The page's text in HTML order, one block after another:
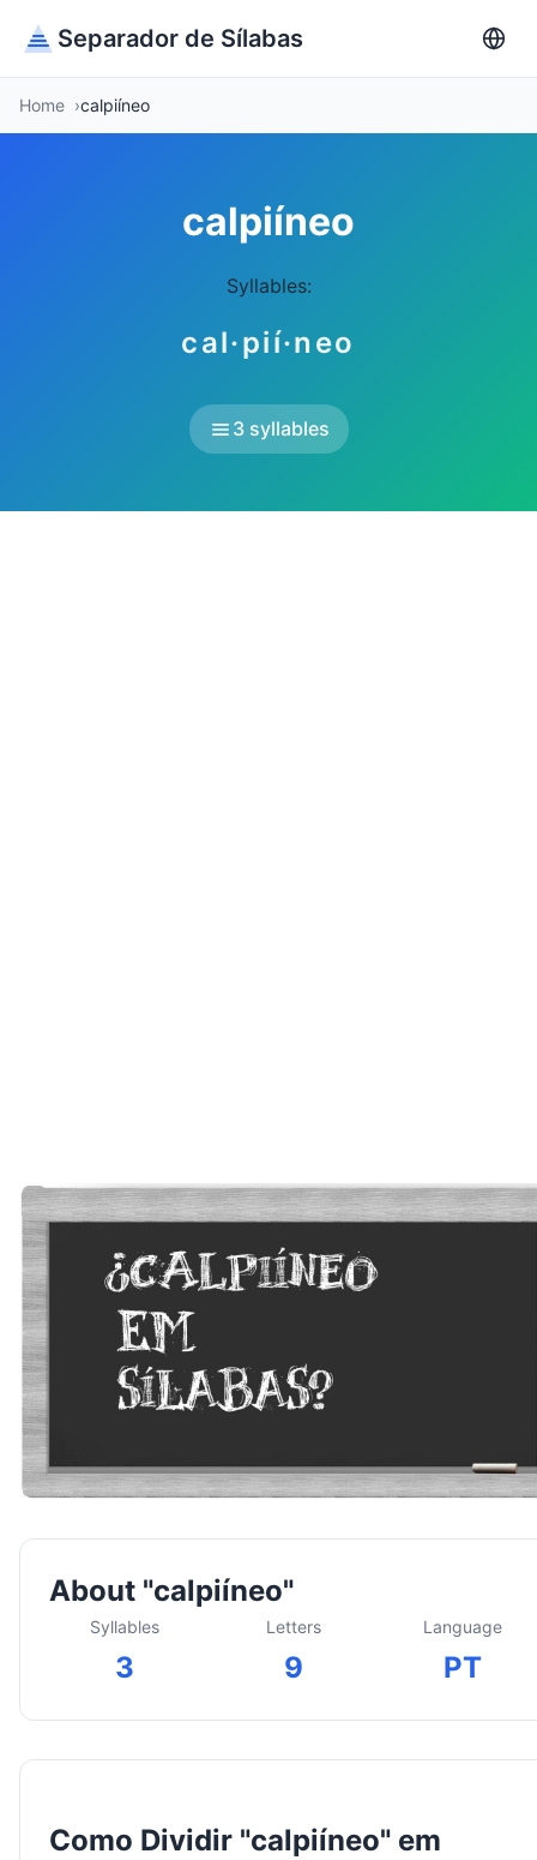
Separador de Sílabas
Home calpiíneo
calpiíneo
Syllables:
cal·pií·neo
3 syllables
About "calpiíneo"
Syllables
3
Letters
9
Language
PT
Como Dividir "calpiíneo" em